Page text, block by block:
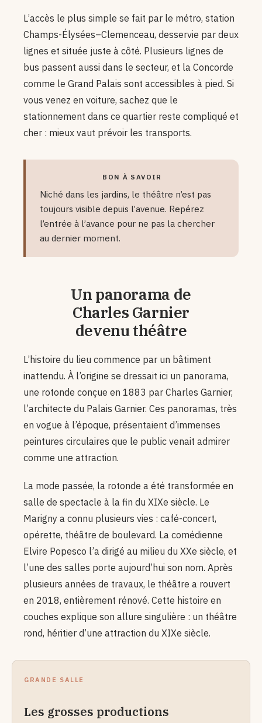
L’accès le plus simple se fait par le métro, station
Champs-Élysées–Clemenceau, desservie par deux
lignes et située juste à côté. Plusieurs lignes de
bus passent aussi dans le secteur, et la Concorde
comme le Grand Palais sont accessibles à pied. Si
vous venez en voiture, sachez que le
stationnement dans ce quartier reste compliqué et
cher : mieux vaut prévoir les transports.
BON À SAVOIR
Niché dans les jardins, le théâtre n’est pas
toujours visible depuis l’avenue. Repérez
l’entrée à l’avance pour ne pas la chercher
au dernier moment.
Un panorama de
Charles Garnier
devenu théâtre
L’histoire du lieu commence par un bâtiment
inattendu. À l’origine se dressait ici un panorama,
une rotonde conçue en 1883 par Charles Garnier,
l’architecte du Palais Garnier. Ces panoramas, très
en vogue à l’époque, présentaient d’immenses
peintures circulaires que le public venait admirer
comme une attraction.
La mode passée, la rotonde a été transformée en
salle de spectacle à la fin du XIXe siècle. Le
Marigny a connu plusieurs vies : café-concert,
opérette, théâtre de boulevard. La comédienne
Elvire Popesco l’a dirigé au milieu du XXe siècle, et
l’une des salles porte aujourd’hui son nom. Après
plusieurs années de travaux, le théâtre a rouvert
en 2018, entièrement rénové. Cette histoire en
couches explique son allure singulière : un théâtre
rond, héritier d’une attraction du XIXe siècle.
GRANDE SALLE
Les grosses productions